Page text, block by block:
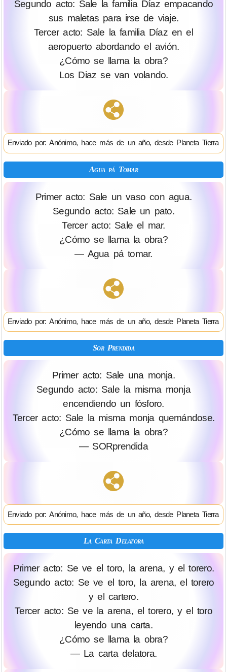
Segundo acto: Sale la familia Díaz empacando
sus maletas para irse de viaje.
Tercer acto: Sale la familia Díaz en el
aeropuerto abordando el avión.
¿Cómo se llama la obra?
Los Diaz se van volando.
Enviado por: Anónimo, hace más de un año, desde Planeta Tierra
Agua pá Tomar
Primer acto: Sale un vaso con agua.
Segundo acto: Sale un pato.
Tercer acto: Sale el mar.
¿Cómo se llama la obra?
— Agua pá tomar.
Enviado por: Anónimo, hace más de un año, desde Planeta Tierra
Sor Prendida
Primer acto: Sale una monja.
Segundo acto: Sale la misma monja
encendiendo un fósforo.
Tercer acto: Sale la misma monja quemándose.
¿Cómo se llama la obra?
— SORprendida
Enviado por: Anónimo, hace más de un año, desde Planeta Tierra
La Carta Delatora
Primer acto: Se ve el toro, la arena, y el torero.
Segundo acto: Se ve el toro, la arena, el torero
y el cartero.
Tercer acto: Se ve la arena, el torero, y el toro
leyendo una carta.
¿Cómo se llama la obra?
— La carta delatora.